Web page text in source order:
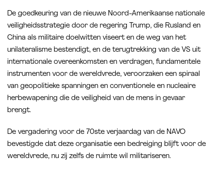
De goedkeuring van de nieuwe Noord-Amerikaanse nationale
veiligheidsstrategie door de regering Trump, die Rusland en
China als militaire doelwitten viseert en de weg van het
unilateralisme bestendigt, en de terugtrekking van de VS uit
internationale overeenkomsten en verdragen, fundamentele
instrumenten voor de wereldvrede, veroorzaken een spiraal
van geopolitieke spanningen en conventionele en nucleaire
herbewapening die de veiligheid van de mens in gevaar
brengt.
De vergadering voor de 70ste verjaardag van de NAVO
bevestigde dat deze organisatie een bedreiging blijft voor de
wereldvrede, nu zij zelfs de ruimte wil militariseren.